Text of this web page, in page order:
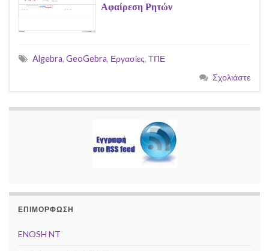
Αφαίρεση Ρητών
Algebra, GeoGebra, Εργασίες, ΤΠΕ
Σχολιάστε
ΕΠΙΜΟΡΦΩΣΗ
ENOSH NT